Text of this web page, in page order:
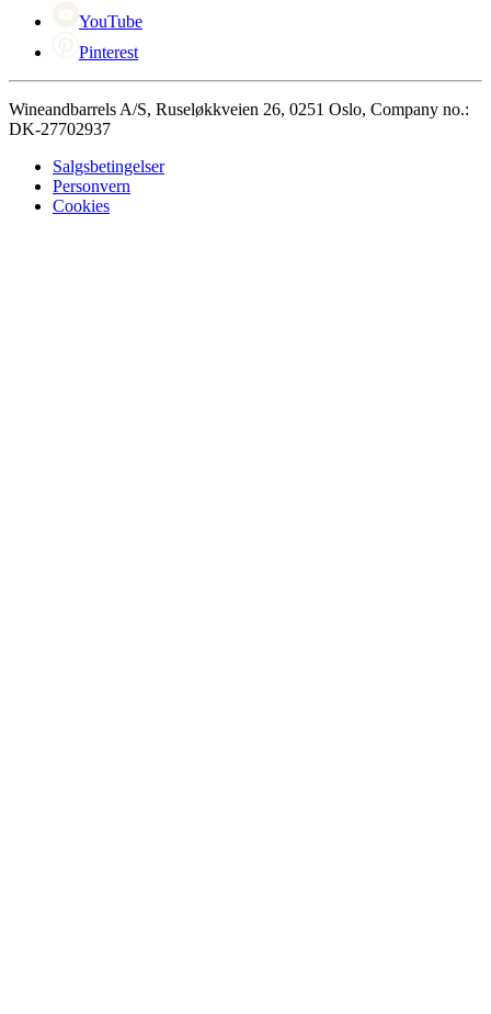
YouTube
Pinterest
Wineandbarrels A/S, Ruseløkkveien 26, 0251 Oslo, Company no.:
DK-27702937
Salgsbetingelser
Personvern
Cookies